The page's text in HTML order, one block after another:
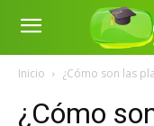
Inicio ¿Cómo son las
¿Cómo